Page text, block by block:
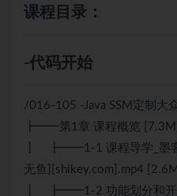
课程目录：
-代码开始
/016-105 -Java SSM定制大
┣━━第1章 课程概览 [7.3M]
┃ ┣━━1-1 课程导学_墨客
无鱼][shikey.com].mp4 [2.6M]
┃ ┣━━1-2 功能划分和开